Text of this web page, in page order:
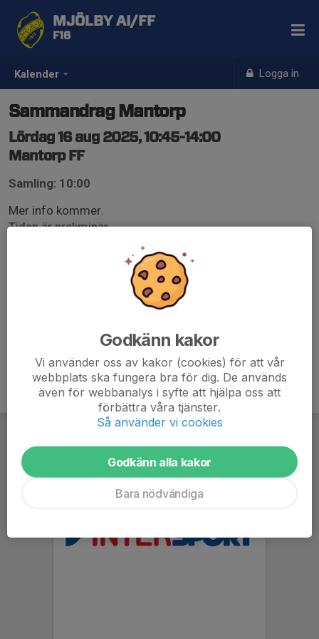
Kalender Logga in
MJÖLBY AI/FF
F16
Sammandrag Mantorp
Lördag 16 aug 2025, 10:45-14:00
Mantorp FF
Samling: 10:00
Mer info kommer.
Tiden är preliminär.
Godkänn kakor
Vi använder oss av kakor (cookies) för att vår
webbplats ska fungera bra för dig. De används
även för webbanalys i syfte att hjälpa oss att
förbättra våra tjänster.
Så använder vi cookies
Godkänn alla kakor
Bara nödvändiga